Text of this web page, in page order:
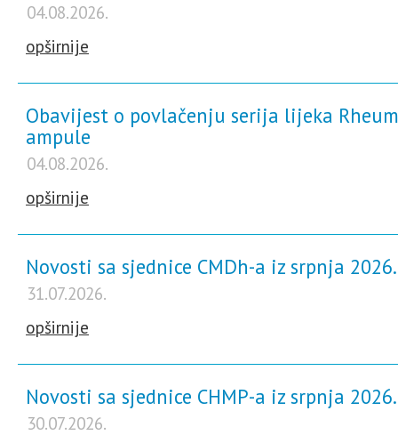
04.08.2026.
opširnije
Obavijest o povlačenju serija lijeka
ampule
04.08.2026.
opširnije
Novosti sa sjednice CMDh-a iz srpnja
31.07.2026.
opširnije
Novosti sa sjednice CHMP-a iz srpnja
30.07.2026.